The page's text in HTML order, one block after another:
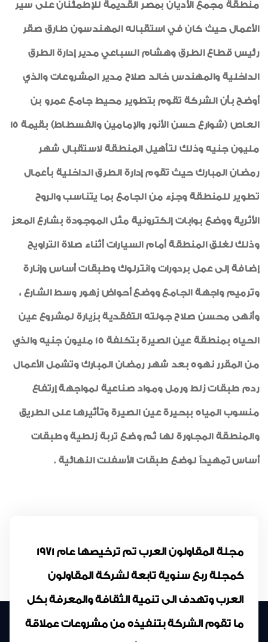
منطقة مجمع الأديان بمصر القديمة للإطمئنان على سير
الأعمال حيث كان في استقباله المهندسون طارق صقر
رئيس قطاع الطرق وهشام السباعي مدير إدارة الطرق
الداخلية والمهندس خالد صلاح مدير المشروعات والذي
أوضح بأن الشركة تقوم بتطوير محيط جامع عمرو بن
العاص (شوارع حسن الأنور والإمامين والفسطاط) بقيمة 15
مليون جنيه وذلك لتأهيل المنطقة لاستقبال شهر
رمضان المبارك حيث تقوم إدارة الطرق الداخلية بأعمال
تطوير للمنطقة وجزء من الجامع بما يتناسب والروح
الأثرية ووضع بوابات إلكترونية مثل الموجودة بشارع المعز
وذلك لغلق المنطقة أمام السيارات أثناء صلاة التراويح
إضافة إلى عمل بردورات وانترلوك وطبقات أساس وإنارة
وترميم واجهة الجامع ووضع أحواض زهور وسط الشارع ،
وأنهى محسن صلاح جولته التفقدية بزيارة لمشروع عين
الحياه بمنطقة عين الصيرة بتكلفة 15 مليون جنيه والذي
من المقرر نهوه بعد شهر رمضان المبارك وتشمل الأعمال
ردم طبقات زلط ورمل ومواد صناعية لمواجهة إرتفاع
منسوب المياه ببحيرة عين الصيرة وتأثيرها على الطريق
والمنطقة المجاورة لها ثم وضع تربة زلطية وطبقات
أساس تمهيداً لوضع طبقات الأسفلت النهائية .
مجلة المقاولون العرب تم ترخيصها عام 1971
كمجلة ربع سنوية تابعة لشركة المقاولون
العرب وتهدف الى تنمية الثقافة والمعرفة بكل
ما تقوم الشركة بتنفيذه من مشروعات عملاقة